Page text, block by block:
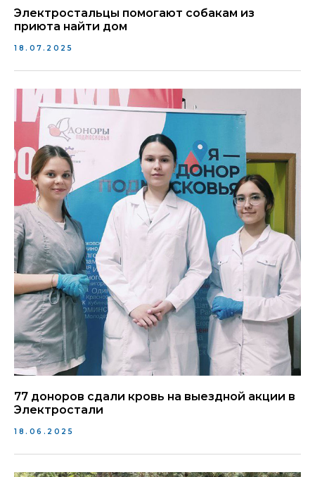
Электростальцы помогают собакам из
приюта найти дом
18.07.2025
77 доноров сдали кровь на выездной акции в
Электростали
18.06.2025